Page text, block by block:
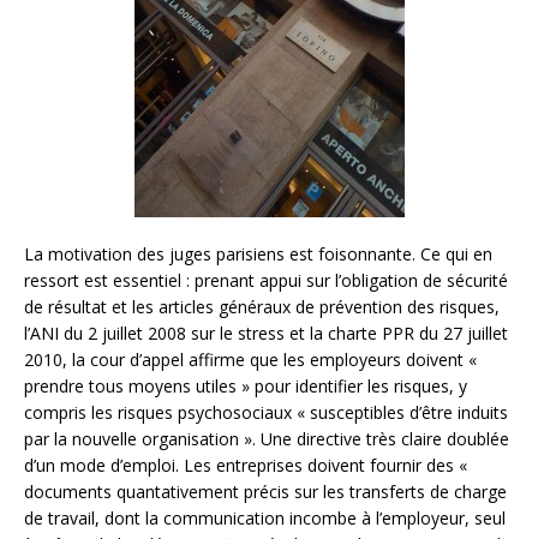
La motivation des juges parisiens est foisonnante. Ce qui en
ressort est essentiel : prenant appui sur l’obligation de sécurité
de résultat et les articles généraux de prévention des risques,
l’ANI du 2 juillet 2008 sur le stress et la charte PPR du 27 juillet
2010, la cour d’appel affirme que les employeurs doivent «
prendre tous moyens utiles » pour identifier les risques, y
compris les risques psychosociaux « susceptibles d’être induits
par la nouvelle organisation ». Une directive très claire doublée
d’un mode d’emploi. Les entreprises doivent fournir des «
documents quantativement précis sur les transferts de charge
de travail, dont la communication incombe à l’employeur, seul